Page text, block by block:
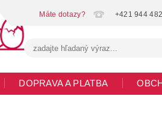
+421 944
DOPRAVA A PLATBA